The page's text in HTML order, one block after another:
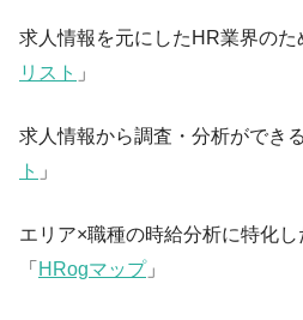
求人情報を元にしたHR業界のた
リスト 」
求人情報から調査・分析ができ
ト 」
エリア×職種の時給分析に特化
「 HRogマップ」